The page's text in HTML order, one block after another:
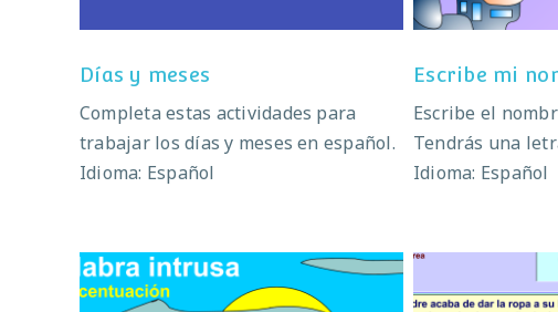
Días y meses
Completa estas actividades para
trabajar los días y meses en español.
Idioma: Español
Escribe mi
Escribe el
Tendrás una
Idioma: Español